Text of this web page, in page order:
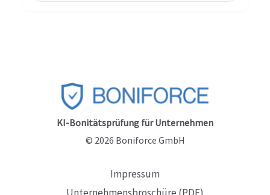
KI-Bonitätsprüfung für Unternehmen
© 2026 Boniforce GmbH
Impressum